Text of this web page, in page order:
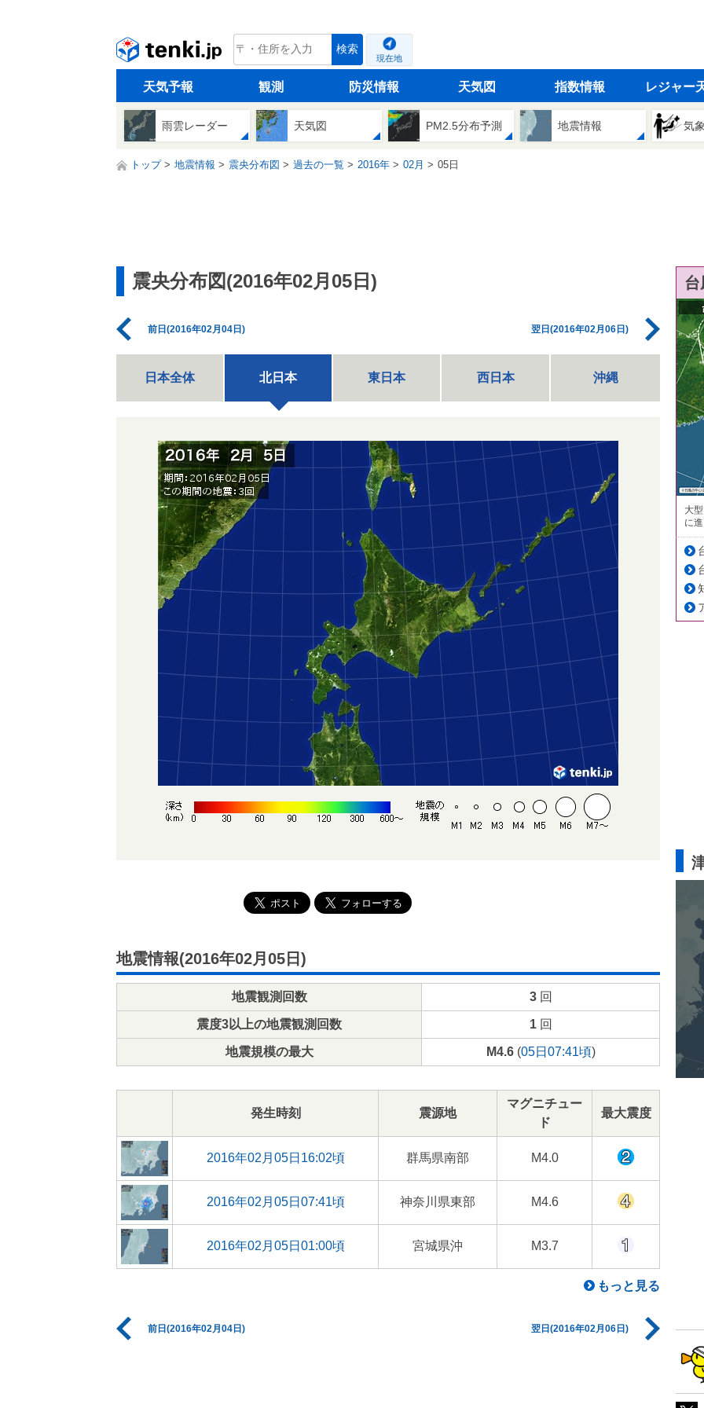
tenki.jp 検索
現在地
天気予報 観測 防災情報 天気図 指数情報 レジャー
雨雲レーダー 天気図 PM2.5分布予測 地震情報 気
トップ 地震情報 震央分布図 過去の一覧 2016年 02月 05日
震央分布図(2016年02月05日)
前日(2016年02月04日) 翌日(2016年02月06日)
日本全体 北日本 東日本 西日本 沖縄
地震情報(2016年02月05日)
地震観測回数 3回
震度3以上の地震観測回数 1回
地震規模の最大 M4.6(05日07:41頃)
発生時刻 震源地
マグニチュー
ド
最大震度
2016年02月05日16:02頃 群馬県南部 M4.0
2016年02月05日07:41頃 神奈川県東部 M4.6
2016年02月05日01:00頃 宮城県沖 M3.7
もっと見る
前日(2016年02月04日) 翌日(2016年02月06日)
大
に